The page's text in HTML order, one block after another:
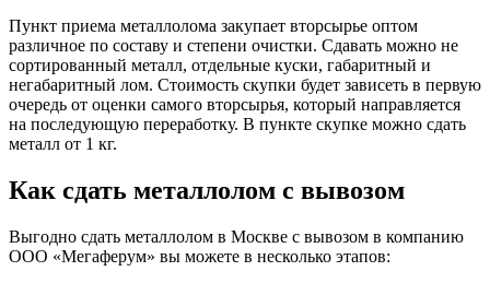
Пункт приема металлолома закупает вторсырье оптом
различное по составу и степени очистки. Сдавать можно не
сортированный металл, отдельные куски, габаритный и
негабаритный лом. Стоимость скупки будет зависеть в первую
очередь от оценки самого вторсырья, который направляется
на последующую переработку. В пункте скупке можно сдать
металл от 1 кг.
Как сдать металлолом с вывозом
Выгодно сдать металлолом в Москве с вывозом в компанию
ООО «Мегаферум» вы можете в несколько этапов: